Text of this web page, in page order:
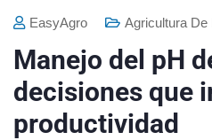
EasyAgro Agricultura De
Manejo del pH
decisiones que
productividad